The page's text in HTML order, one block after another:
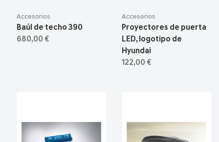
Accesorios
Baúl de techo 390
680,00 €
Accesorios
Proyectores de puerta
LED, logotipo de
Hyundai
122,00 €